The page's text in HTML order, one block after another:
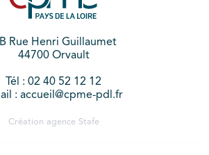
Rue Henri Guillaumet
44700 Orvault
Tél : 02 40 52 12 12
: accueil@cpme-pdl.fr
Création agence Stafe